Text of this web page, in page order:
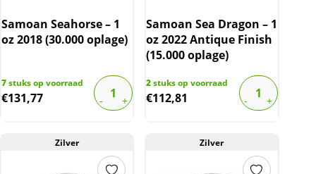
Samoan Seahorse – 1
oz 2018 (30.000 oplage)
7stuks op voorraad
€131,77
Samoan Sea Dragon – 1
oz 2022 Antique Finish
(15.000 oplage)
2stuks op voorraad
€112,81
Zilver Zilver